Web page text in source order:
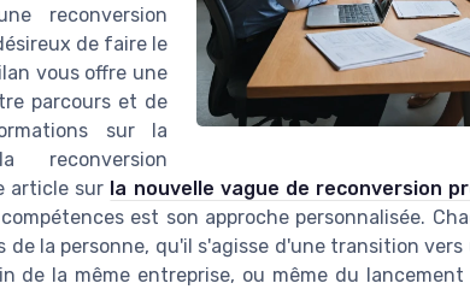
reconversion
de faire le
vous offre une
parcours et de
sur la
article sur la nouvelle vague de reconversion
est son approche personnalisée.
de la personne, qu'il s'agisse d'une transition
de la même entreprise, ou même du